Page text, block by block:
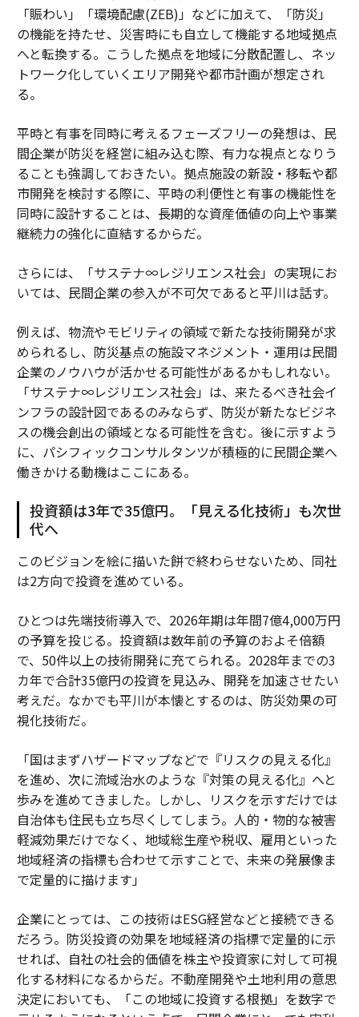
「賑わい」「環境配慮(ZEB)」などに加えて、「防災」
の機能を持たせ、災害時にも自立して機能する地域拠点
へと転換する。こうした拠点を地域に分散配置し、ネッ
トワーク化していくエリア開発や都市計画が想定され
る。
平時と有事を同時に考えるフェーズフリーの発想は、民
間企業が防災を経営に組み込む際、有力な視点となりう
ることも強調しておきたい。拠点施設の新設・移転や都
市開発を検討する際に、平時の利便性と有事の機能性を
同時に設計することは、長期的な資産価値の向上や事業
継続力の強化に直結するからだ。
さらには、「サステナ∞レジリエンス社会」の実現にお
いては、民間企業の参入が不可欠であると平川は話す。
例えば、物流やモビリティの領域で新たな技術開発が求
められるし、防災基点の施設マネジメント・運用は民間
企業のノウハウが活かせる可能性があるかもしれない。
「サステナ∞レジリエンス社会」は、来たるべき社会イ
ンフラの設計図であるのみならず、防災が新たなビジネ
スの機会創出の領域となる可能性を含む。後に示すよう
に、パシフィックコンサルタンツが積極的に民間企業へ
働きかける動機はここにある。
投資額は3年で35億円。「見える化技術」も次世
代へ
このビジョンを絵に描いた餅で終わらせないため、同社
は2方向で投資を進めている。
ひとつは先端技術導入で、2026年期は年間7億4,000万円
の予算を投じる。投資額は数年前の予算のおよそ倍額
で、50件以上の技術開発に充てられる。2028年までの3
カ年で合計35億円の投資を見込み、開発を加速させたい
考えだ。なかでも平川が本懐とするのは、防災効果の可
視化技術だ。
「国はまずハザードマップなどで『リスクの見える化』
を進め、次に流域治水のような『対策の見える化』へと
歩みを進めてきました。しかし、リスクを示すだけでは
自治体も住民も立ち尽くしてしまう。人的・物的な被害
軽減効果だけでなく、地域総生産や税収、雇用といった
地域経済の指標も合わせて示すことで、未来の発展像ま
で定量的に描けます」
企業にとっては、この技術はESG経営などと接続できる
だろう。防災投資の効果を地域経済の指標で定量的に示
せれば、自社の社会的価値を株主や投資家に対して可視
化する材料になるからだ。不動産開発や土地利用の意思
決定においても、「この地域に投資する根拠」を数字で